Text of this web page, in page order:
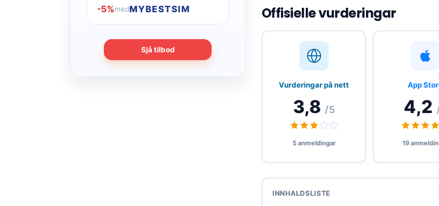
-5%medMYBESTSIM
Sjå tilbod
variert utval av operatørar.
Ideell for reisande med fleire
destinasjonar i Europa og Asia.
app.
Offisielle vurderingar
Vurderingar på nett
3,8 /5
5 anmeldingar
App
4,2
19
INNHALDSLISTE